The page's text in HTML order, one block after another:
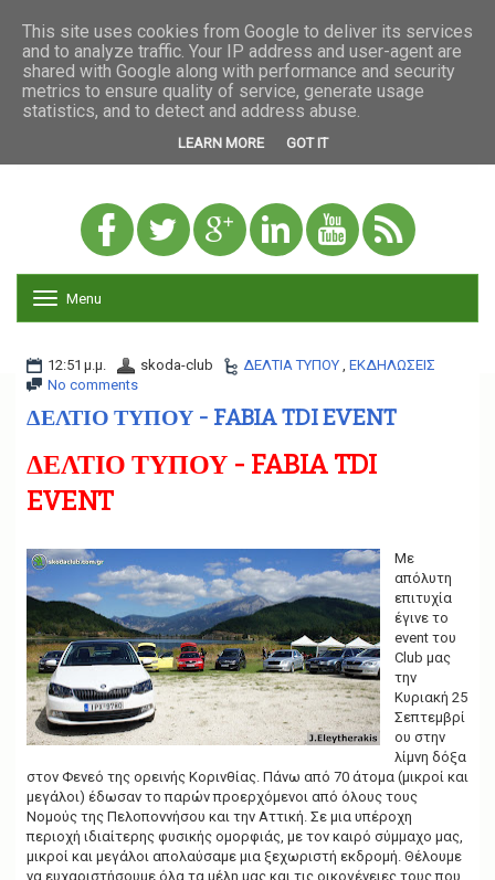
o
g
n
v
i
o
n
Menu
12:51 μ.μ. skoda-club ΔΕΛΤΙΑ ΤΥΠΟΥ , ΕΚΔΗΛΩΣΕΙΣ
No comments
ΔΕΛΤΙΟ ΤΥΠΟΥ - FABIA TDI EVENT
ΔΕΛΤΙΟ ΤΥΠΟΥ - FABIA TDI
EVENT
Με
απόλυτη
επιτυχία
έγινε το
event του
Club μας
την
Κυριακή 25
Σεπτεμβρί
ου στην
λίμνη δόξα
στον Φενεό της ορεινής Κορινθίας. Πάνω από 70 άτομα (μικροί και
μεγάλοι) έδωσαν το παρών προερχόμενοι από όλους τους
Νομούς της Πελοποννήσου και την Αττική. Σε μια υπέροχη
περιοχή ιδιαίτερης φυσικής ομορφιάς, με τον καιρό σύμμαχο μας,
μικροί και μεγάλοι απολαύσαμε μια ξεχωριστή εκδρομή. Θέλουμε
να ευχαριστήσουμε όλα τα μέλη μας και τις οικογένειες τους που
This site uses cookies from Google to deliver its services
and to analyze traffic. Your IP address and user-agent are
shared with Google along with performance and security
metrics to ensure quality of service, generate usage
statistics, and to detect and address abuse.
LEARN MORE GOT IT